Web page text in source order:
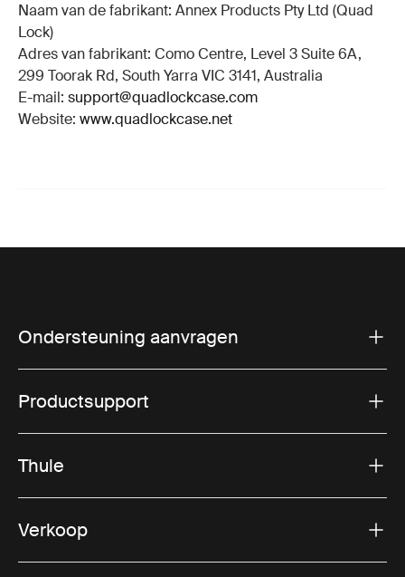
Naam van de fabrikant: Annex Products Pty Ltd (Quad
Lock)
Adres van fabrikant: Como Centre, Level 3 Suite 6A,
299 Toorak Rd, South Yarra VIC 3141, Australia
E-mail: support@quadlockcase.com
Website: www.quadlockcase.net
Ondersteuning aanvragen
Productsupport
Thule
Verkoop